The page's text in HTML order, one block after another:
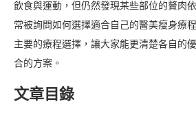
飲食與運動，但仍然發現某些部位的贅肉
常被詢問如何選擇適合自己的醫美瘦身療
主要的療程選擇，讓大家能更清楚各自的
合的方案。
文章目錄